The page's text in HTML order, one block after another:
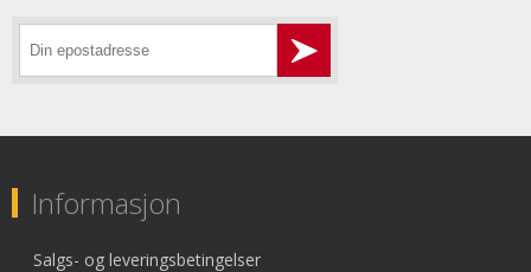
Informasjon
Salgs- og leveringsbetingelser